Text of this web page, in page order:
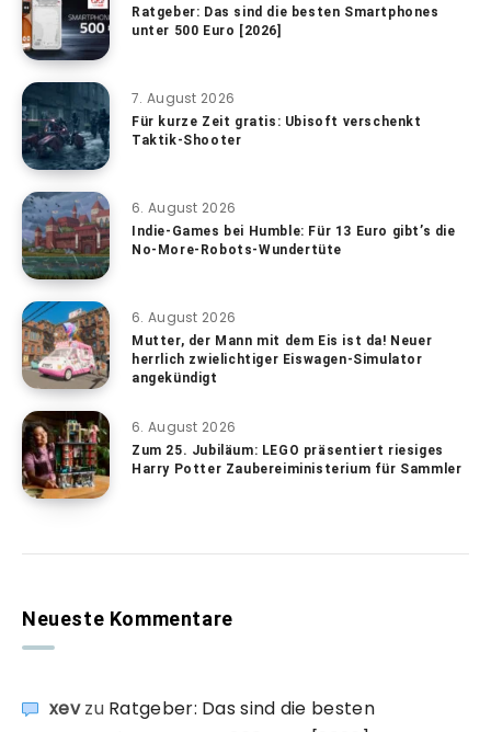
Ratgeber: Das sind die besten Smartphones
unter 500 Euro [2026]
7. August 2026
Für kurze Zeit gratis: Ubisoft verschenkt
Taktik-Shooter
6. August 2026
Indie-Games bei Humble: Für 13 Euro gibt’s die
No-More-Robots-Wundertüte
6. August 2026
Mutter, der Mann mit dem Eis ist da! Neuer
herrlich zwielichtiger Eiswagen-Simulator
angekündigt
6. August 2026
Zum 25. Jubiläum: LEGO präsentiert riesiges
Harry Potter Zaubereiministerium für Sammler
Neueste Kommentare
xevzu Ratgeber: Das sind die besten